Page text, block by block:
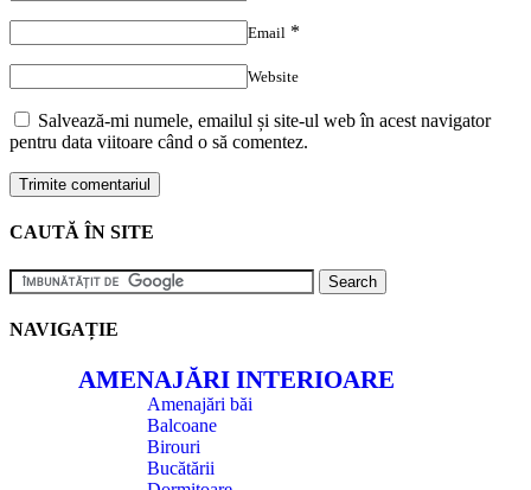
Email *
Website
Salvează-mi numele, emailul și site-ul web în acest navigator
pentru data viitoare când o să comentez.
CAUTĂ ÎN SITE
NAVIGAȚIE
AMENAJĂRI INTERIOARE
Amenajări băi
Balcoane
Birouri
Bucătării